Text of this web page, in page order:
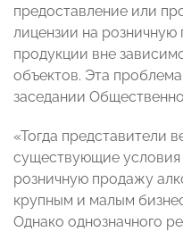
предоставление или
лицензии на
продукции вне
объектов. Эта
заседании
«Тогда представители
существующие условия
розничную продажу
крупным и малым
Однако однозначного